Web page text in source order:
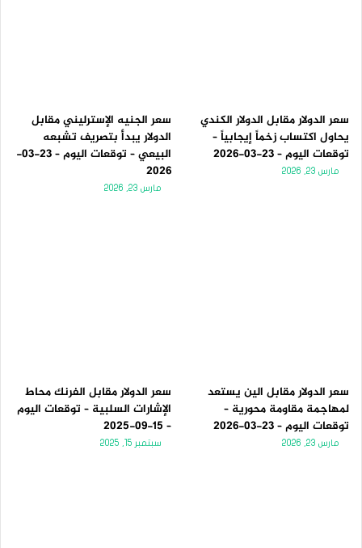
سعر الدولار مقابل الدولار الكندي
يحاول اكتساب زخماً إيجابياً –
توقعات اليوم – 23-03-2026
مارس 23, 2026
سعر الجنيه الإسترليني مقابل
الدولار يبدأ بتصريف تشبعه
البيعي – توقعات اليوم – 23-03-
2026
مارس 23, 2026
سعر الدولار مقابل الين يستعد
لمهاجمة مقاومة محورية –
توقعات اليوم – 23-03-2026
مارس 23, 2026
سعر الدولار مقابل الفرنك محاط
الإشارات السلبية – توقعات اليوم
– 15-09-2025
سبتمبر 15, 2025